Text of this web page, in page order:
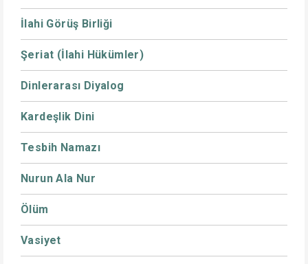
İlahi Görüş Birliği
Şeriat (İlahi Hükümler)
Dinlerarası Diyalog
Kardeşlik Dini
Tesbih Namazı
Nurun Ala Nur
Ölüm
Vasiyet